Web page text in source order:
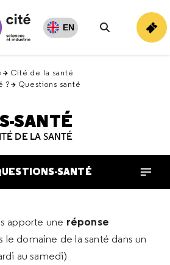
EN
Rechercher
Cité de la santé
?
Questions santé
SANTÉ
DE LA SANTÉ
SANTÉ
apporte une réponse
le domaine de la santé dans un
au samedi)